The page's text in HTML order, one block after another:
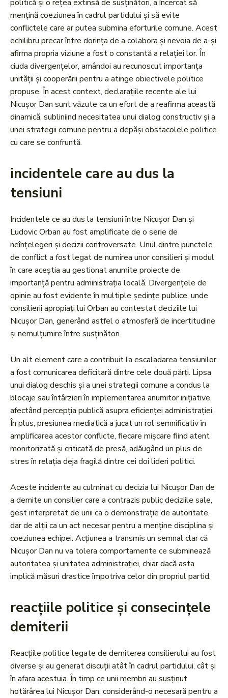
politică și o rețea extinsă de susținători, a încercat să
mențină coeziunea în cadrul partidului și să evite
conflictele care ar putea submina eforturile comune. Acest
echilibru precar între dorința de a colabora și nevoia de a-și
afirma propria viziune a fost o constantă a relației lor. În
ciuda divergențelor, amândoi au recunoscut importanța
unității și cooperării pentru a atinge obiectivele politice
propuse. În acest context, declarațiile recente ale lui
Nicușor Dan sunt văzute ca un efort de a reafirma această
dinamică, subliniind necesitatea unui dialog constructiv și a
unei strategii comune pentru a depăși obstacolele politice
cu care se confruntă.
incidentele care au dus la
tensiuni
Incidentele ce au dus la tensiuni între Nicușor Dan și
Ludovic Orban au fost amplificate de o serie de
neînțelegeri și decizii controversate. Unul dintre punctele
de conflict a fost legat de numirea unor consilieri și modul
în care aceștia au gestionat anumite proiecte de
importanță pentru administrația locală. Divergențele de
opinie au fost evidente în multiple ședințe publice, unde
consilierii apropiați lui Orban au contestat deciziile lui
Nicușor Dan, generând astfel o atmosferă de incertitudine
și nemulțumire între susținători.
Un alt element care a contribuit la escaladarea tensiunilor
a fost comunicarea deficitară dintre cele două părți. Lipsa
unui dialog deschis și a unei strategii comune a condus la
blocaje sau întârzieri în implementarea anumitor inițiative,
afectând percepția publică asupra eficienței administrației.
În plus, presiunea mediatică a jucat un rol semnificativ în
amplificarea acestor conflicte, fiecare mișcare fiind atent
monitorizată și criticată de presă, adăugând un plus de
stres în relația deja fragilă dintre cei doi lideri politici.
Aceste incidente au culminat cu decizia lui Nicușor Dan de
a demite un consilier care a contrazis public deciziile sale,
gest interpretat de unii ca o demonstrație de autoritate,
dar de alții ca un act necesar pentru a menține disciplina și
coeziunea echipei. Acțiunea a transmis un semnal clar că
Nicușor Dan nu va tolera comportamente ce subminează
autoritatea și unitatea administrației, chiar dacă asta
implică măsuri drastice împotriva celor din propriul partid.
reacțiile politice și consecințele
demiterii
Reacțiile politice legate de demiterea consilierului au fost
diverse și au generat discuții atât în cadrul partidului, cât și
în afara acestuia. În timp ce unii membri au susținut
hotărârea lui Nicușor Dan, considerând-o necesară pentru a